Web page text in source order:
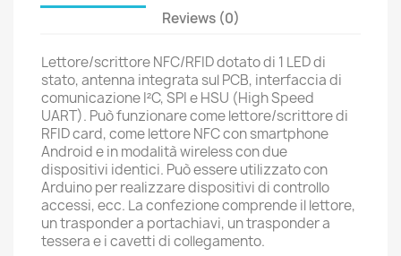
Reviews (0)
Lettore/scrittore NFC/RFID dotato di 1 LED di
stato, antenna integrata sul PCB, interfaccia di
comunicazione I²C, SPI e HSU (High Speed
UART). Può funzionare come lettore/scrittore di
RFID card, come lettore NFC con smartphone
Android e in modalità wireless con due
dispositivi identici. Può essere utilizzato con
Arduino per realizzare dispositivi di controllo
accessi, ecc. La confezione comprende il lettore,
un trasponder a portachiavi, un trasponder a
tessera e i cavetti di collegamento.